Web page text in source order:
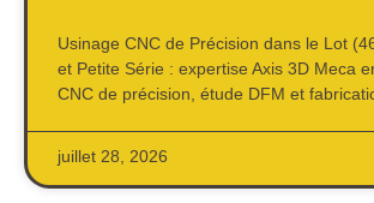
Usinage CNC de Précision dans le Lot
et Petite Série : expertise Axis 3D Meca
CNC de précision, étude DFM et
juillet 28, 2026